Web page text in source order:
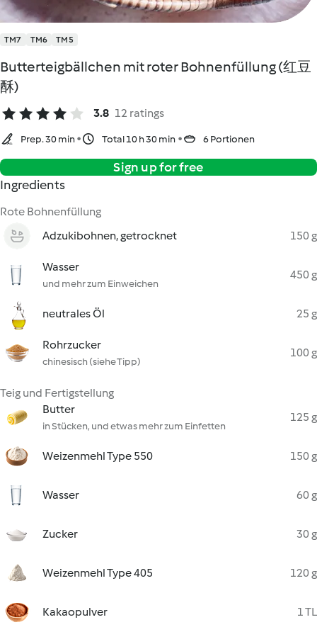
TM7 TM6 TM5
Butterteigbällchen mit roter Bohnenfüllung (红豆
酥)
3.8 12 ratings
Prep. 30 min Total 10 h 30 min 6 Portionen
Sign up for free
Ingredients
Rote Bohnenfüllung
Adzukibohnen, getrocknet
150 g
Wasser
und mehr zum Einweichen
450 g
neutrales Öl 25 g
Rohrzucker
chinesisch (siehe Tipp)
100 g
Teig und Fertigstellung
Butter
in Stücken, und etwas mehr zum Einfetten
125 g
Weizenmehl Type 550 150 g
Wasser 60 g
Zucker 30 g
Weizenmehl Type 405 120 g
Kakaopulver 1 TL